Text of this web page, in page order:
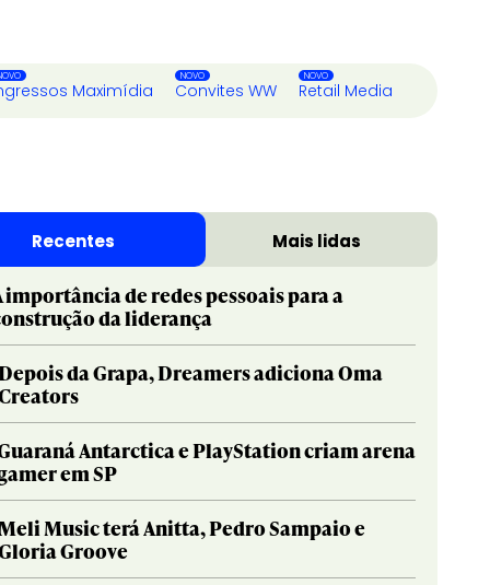
Maximídia Convites WW Retail Media
Recentes Mais lidas
importância de redes pessoais para a
da liderança
da Grapa, Dreamers adiciona Oma
Antarctica e PlayStation criam arena
em SP
Music terá Anitta, Pedro Sampaio e
Groove